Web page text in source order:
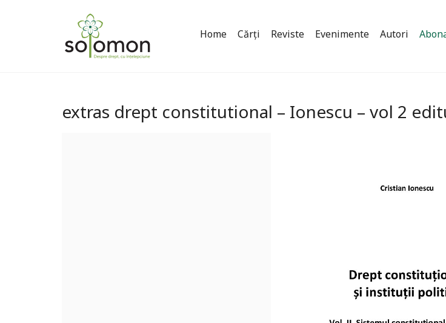
Home Cărți Reviste Evenimente Autori
extras drept constitutional – Ionescu – vol 2